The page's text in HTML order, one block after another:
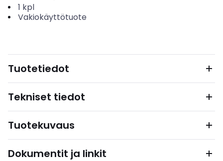
1 kpl
Vakiokäyttötuote
Tuotetiedot
Tekniset tiedot
Tuotekuvaus
Dokumentit ja linkit